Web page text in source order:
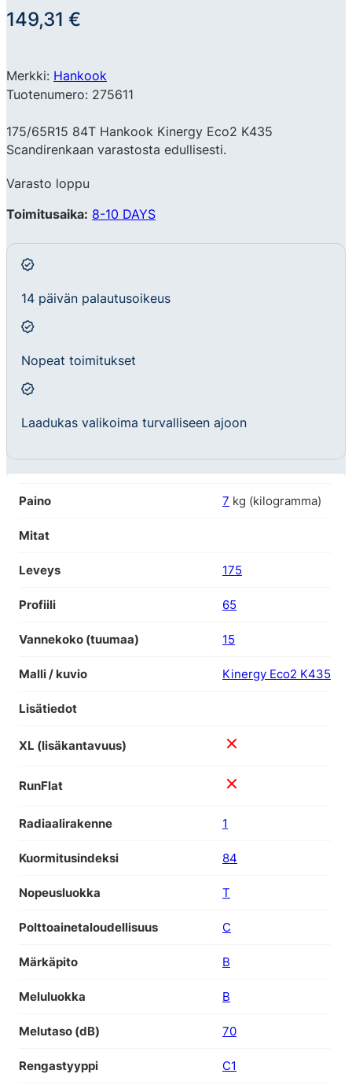
149,31 €
Merkki: Hankook
Tuotenumero: 275611
175/65R15 84T Hankook Kinergy Eco2 K435
Scandirenkaan varastosta edullisesti.
Varasto loppu
Toimitusaika: 8-10 DAYS
14 päivän palautusoikeus
Nopeat toimitukset
Laadukas valikoima turvalliseen ajoon
Paino 7 kg (kilogramma)
Mitat
Leveys 175
Profiili 65
Vannekoko (tuumaa) 15
Malli / kuvio Kinergy Eco2 K435
Lisätiedot
XL (lisäkantavuus)
RunFlat
Radiaalirakenne 1
Kuormitusindeksi 84
Nopeusluokka T
Polttoainetaloudellisuus C
Märkäpito B
Meluluokka B
Melutaso (dB) 70
Rengastyyppi C1